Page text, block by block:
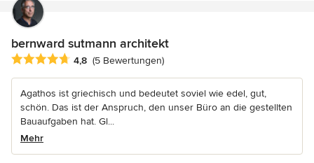
bernward sutmann architekt
Durchschnittliche Bewertung: 4.8 von 5 Sternen
4,8 (5 Bewertungen)
Agathos ist griechisch und bedeutet soviel wie edel, gut,
schön. Das ist der Anspruch, den unser Büro an die gestellten
Bauaufgaben hat. Gl...
Mehr